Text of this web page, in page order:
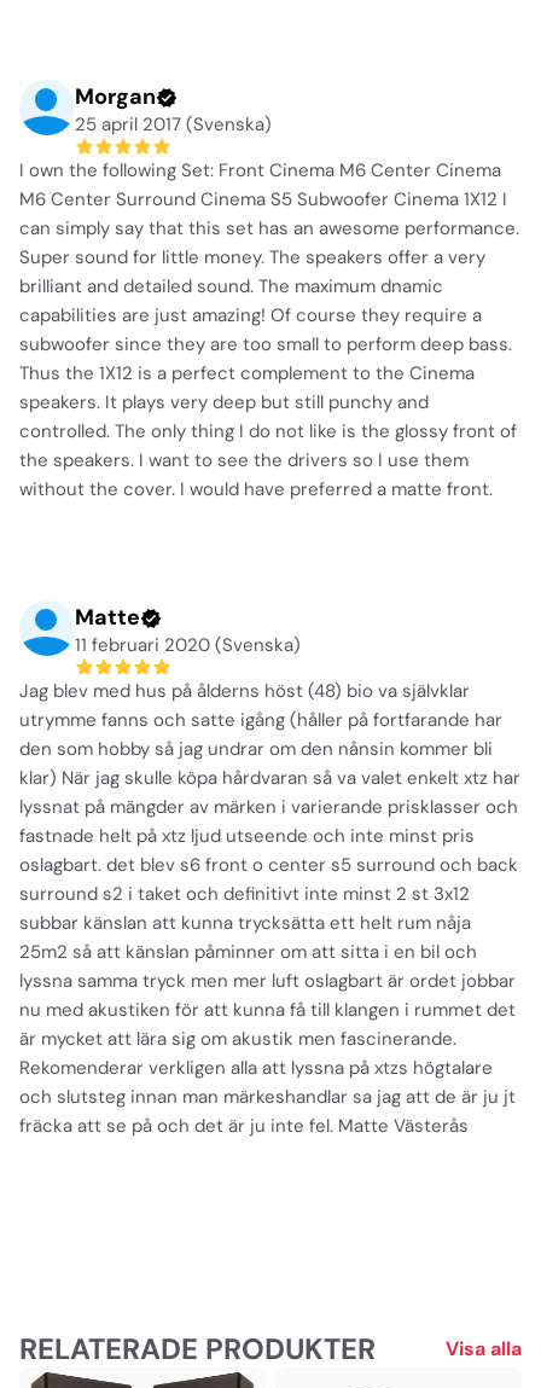
Morgan
25 april 2017 (Svenska)
I own the following Set: Front Cinema M6 Center Cinema
M6 Center Surround Cinema S5 Subwoofer Cinema 1X12 I
can simply say that this set has an awesome performance.
Super sound for little money. The speakers offer a very
brilliant and detailed sound. The maximum dnamic
capabilities are just amazing! Of course they require a
subwoofer since they are too small to perform deep bass.
Thus the 1X12 is a perfect complement to the Cinema
speakers. It plays very deep but still punchy and
controlled. The only thing I do not like is the glossy front of
the speakers. I want to see the drivers so I use them
without the cover. I would have preferred a matte front.
Matte
11 februari 2020 (Svenska)
Jag blev med hus på ålderns höst (48) bio va självklar
utrymme fanns och satte igång (håller på fortfarande har
den som hobby så jag undrar om den nånsin kommer bli
klar) När jag skulle köpa hårdvaran så va valet enkelt xtz har
lyssnat på mängder av märken i varierande prisklasser och
fastnade helt på xtz ljud utseende och inte minst pris
oslagbart. det blev s6 front o center s5 surround och back
surround s2 i taket och definitivt inte minst 2 st 3x12
subbar känslan att kunna trycksätta ett helt rum nåja
25m2 så att känslan påminner om att sitta i en bil och
lyssna samma tryck men mer luft oslagbart är ordet jobbar
nu med akustiken för att kunna få till klangen i rummet det
är mycket att lära sig om akustik men fascinerande.
Rekomenderar verkligen alla att lyssna på xtzs högtalare
och slutsteg innan man märkeshandlar sa jag att de är ju jt
fräcka att se på och det är ju inte fel. Matte Västerås
RELATERADE PRODUKTER Visa alla